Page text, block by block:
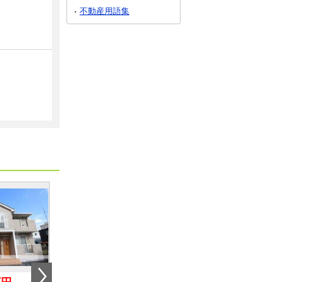
不動産用語集